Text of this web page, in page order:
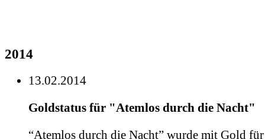
2014
13.02.2014
Goldstatus für "Atemlos durch die Nacht"
“Atemlos durch die Nacht” wurde mit Gold